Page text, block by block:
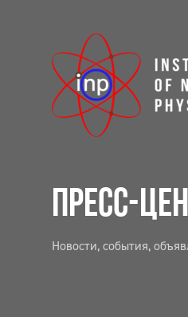
ПРЕСС-
Новости, события,